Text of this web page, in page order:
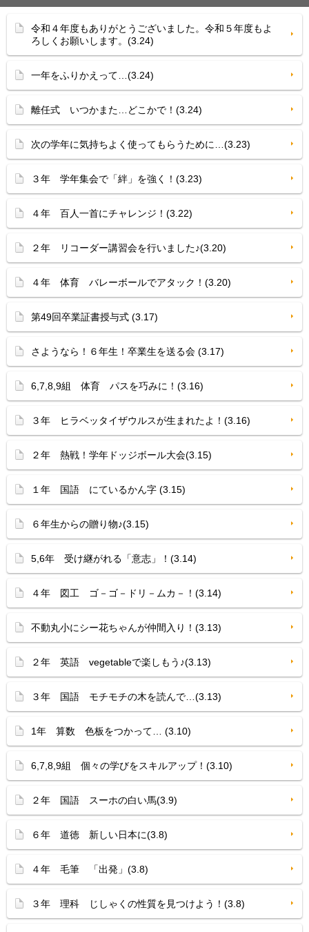
令和４年度もありがとうございました。令和５年度もよ
ろしくお願いします。(3.24)
一年をふりかえって…(3.24)
離任式 いつかまた…どこかで！(3.24)
次の学年に気持ちよく使ってもらうために…(3.23)
３年 学年集会で「絆」を強く！(3.23)
４年 百人一首にチャレンジ！(3.22)
２年 リコーダー講習会を行いました♪(3.20)
４年 体育 バレーボールでアタック！(3.20)
第49回卒業証書授与式 (3.17)
さようなら！６年生！卒業生を送る会 (3.17)
6,7,8,9組 体育 パスを巧みに！(3.16)
３年 ヒラベッタイザウルスが生まれたよ！(3.16)
２年 熱戦！学年ドッジボール大会(3.15)
１年 国語 にているかん字 (3.15)
６年生からの贈り物♪(3.15)
5,6年 受け継がれる「意志」！(3.14)
４年 図工 ゴ－ゴ－ドリ－ムカ－！(3.14)
不動丸小にシー花ちゃんが仲間入り！(3.13)
２年 英語 vegetableで楽しもう♪(3.13)
３年 国語 モチモチの木を読んで…(3.13)
1年 算数 色板をつかって… (3.10)
6,7,8,9組 個々の学びをスキルアップ！(3.10)
２年 国語 スーホの白い馬(3.9)
６年 道徳 新しい日本に(3.8)
４年 毛筆 「出発」(3.8)
３年 理科 じしゃくの性質を見つけよう！(3.8)